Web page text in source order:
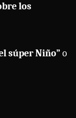
los
súper Niño” o